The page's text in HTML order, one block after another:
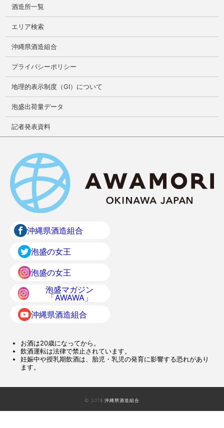
酒造所一覧
エリア検索
沖縄県酒造組合
プライバシーポリシー
地理的表示制度（GI）について
泡盛出荷量データ
記者発表資料
沖縄県酒造組合
泡盛の女王
泡盛の女王
泡盛マガジン
「AWAWA」
沖縄県酒造組合
お酒は20歳になってから。
飲酒運転は法律で禁止されています。
妊娠中や授乳期飲酒は、胎児・乳児の発育に影響する恐れがあり
ます。
© 2018 沖縄県酒造組合